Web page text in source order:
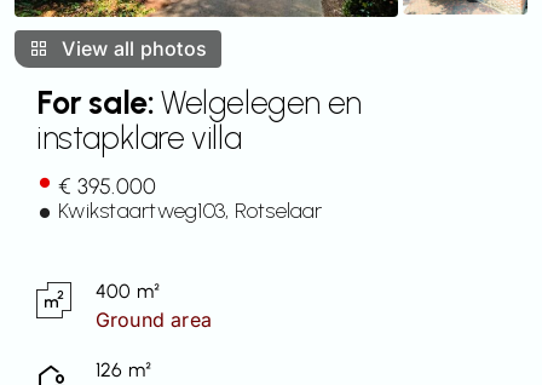
For rent
Success Stories
View all photos
For sale:Welgelegen en
instapklare villa
€ 395.000
Kwikstaartweg103, Rotselaar
400 m²
Ground area
126 m²